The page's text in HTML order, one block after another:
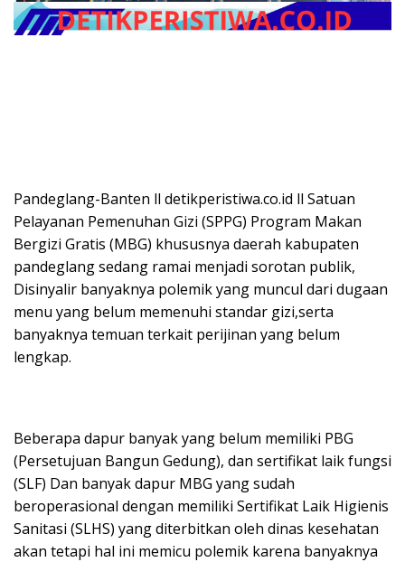
Pandeglang-Banten ll detikperistiwa.co.id ll Satuan
Pelayanan Pemenuhan Gizi (SPPG) Program Makan
Bergizi Gratis (MBG) khususnya daerah kabupaten
pandeglang sedang ramai menjadi sorotan publik,
Disinyalir banyaknya polemik yang muncul dari dugaan
menu yang belum memenuhi standar gizi,serta
banyaknya temuan terkait perijinan yang belum
lengkap.
Beberapa dapur banyak yang belum memiliki PBG
(Persetujuan Bangun Gedung), dan sertifikat laik fungsi
(SLF) Dan banyak dapur MBG yang sudah
beroperasional dengan memiliki Sertifikat Laik Higienis
Sanitasi (SLHS) yang diterbitkan oleh dinas kesehatan
akan tetapi hal ini memicu polemik karena banyaknya